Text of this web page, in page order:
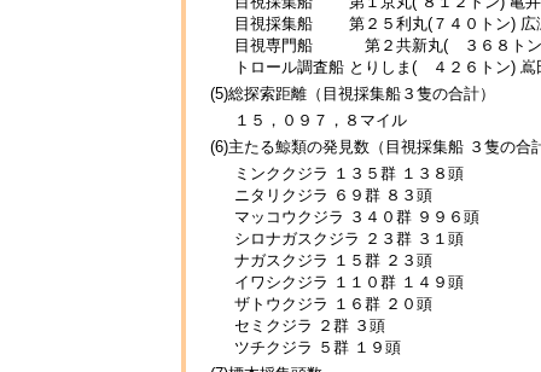
目視採集船 第２５利丸(７４０トン) 広
目視専門船 第２共新丸( ３６８トン)
トロール調査船 とりしま( ４２６トン)
(5)総探索距離（目視採集船３隻の合計）
１５，０９７，８マイル
(6)主たる鯨類の発見数（目視採集船 ３隻の合
ミンククジラ １３５群 １３８頭
ニタリクジラ ６９群 ８３頭
マッコウクジラ ３４０群 ９９６頭
シロナガスクジラ ２３群 ３１頭
ナガスクジラ １５群 ２３頭
イワシクジラ １１０群 １４９頭
ザトウクジラ １６群 ２０頭
セミクジラ ２群 ３頭
ツチクジラ ５群 １９頭